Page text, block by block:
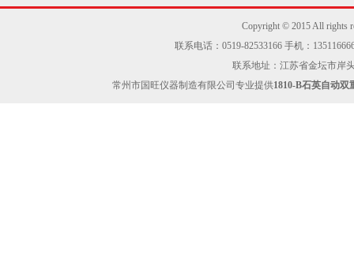
Copyright © 2015 All rights
联系电话：0519-82533166 手机：
联系地址：江苏省金坛市岸
常州市国旺仪器制造有限公司专业提供1810-B石英自动双